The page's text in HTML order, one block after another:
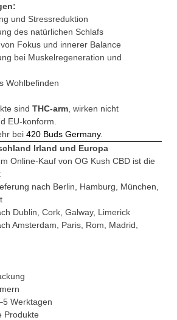
und Stressreduktion
des natürlichen Schlafs
Fokus und innerer Balance
bei Muskelregeneration und
Wohlbefinden
sind THC-arm , wirken nicht
EU-konform.
bei 420 Buds Germany.
Irland und Europa
Online-Kauf von OG Kush CBD ist die
:
nach Berlin, Hamburg, München,
Dublin, Cork, Galway, Limerick
Amsterdam, Paris, Rom, Madrid,
Werktagen
Produkte